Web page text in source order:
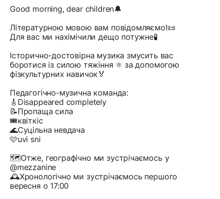
Good morning, dear children🔔
Літературною мовою вам повідомляємо!📜
Для вас ми нахімічили дещо потужне🧪
Історично-достовірна музика змусить вас
боротися із силою тяжіння ⚛️ за допомогою
фізкультурних навичок🏅
Педагогічно-музична команда:
🎸Disappeared completely
📝Пропаща сила
🎟️квіткіс
🌊Суцільна невдача
🩷uvi sni
🗺️Отже, географічно ми зустрічаємось у
@mezzanine
🕰️Хронологічно ми зустрічаємось першого
вересня о 17:00